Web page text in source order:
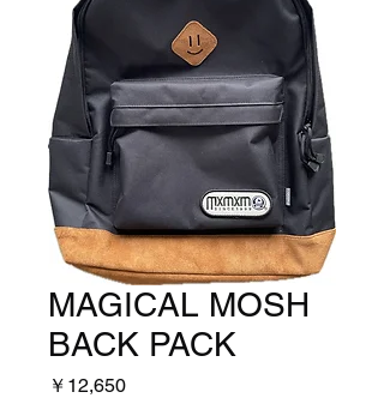
MAGICAL MOSH
BACK PACK
￥12,650価